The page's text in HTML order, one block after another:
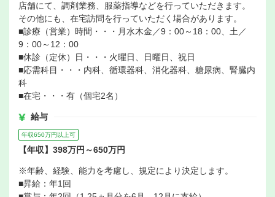
店舗にて、調剤業務、服薬指導などを行っていただきます。
その他にも、在宅訪問を行っていただく場合があります。
■診療（営業）時間・・・月水木金／9：00～18：00、土／
9：00～12：00
■休診（定休）日・・・火曜日、日曜日、祝日
■応需科目・・・内科、循環器科、消化器科、糖尿病、腎臓内
科
■在宅・・・有（個宅2名）
給与
年収650万円以上可
【年収】398万円～650万円
※年齢、経験、能力を考慮し、規定により決定します。
■昇給：年1回